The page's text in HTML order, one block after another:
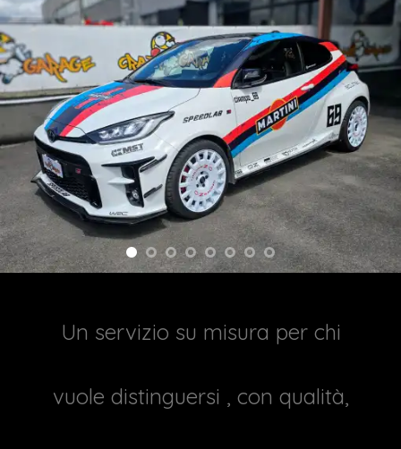
Un servizio su misura per chi
vuole distinguersi , con qualità,